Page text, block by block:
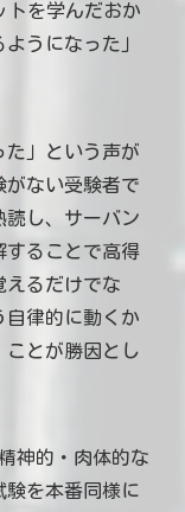
トを学んだおか
うになった」
た」という声が
がない受験者で
読し、サーバン
することで高得
えるだけでな
自律的に動くか
ことが勝因とし
神的・肉体的な
験を本番同様に